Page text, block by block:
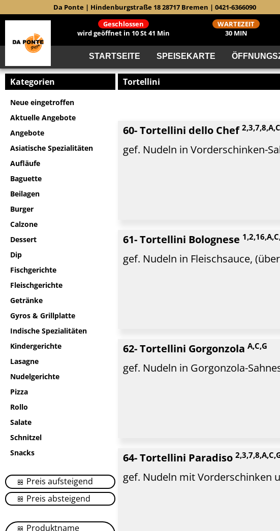
Da Ponte | Hindenburgstraße 18 28717 Bremen | 0421-6366090
Geschlossen
wird geöffnet in 10 St 41 Min
WARTEZEIT
30 MIN
STARTSEITE SPEISEKARTE
Kategorien
Neue eingetroffen
Aktuelle Angebote
Angebote
Asiatische Spezialitäten
Aufläufe
Baguette
Beilagen
Burger
Calzone
Dessert
Dip
Fischgerichte
Fleischgerichte
Getränke
Gyros & Grillplatte
Indische Spezialitäten
Kindergerichte
Lasagne
Nudelgerichte
Pizza
Rollo
Salate
Schnitzel
Snacks
Preis aufsteigend
Preis absteigend
Produktname
Tortellini
60- Tortellini dello Chef
gef. Nudeln in Vorderschinken-
61- Tortellini Bolognese
gef. Nudeln in Fleischsauce,
62- Tortellini Gorgonzola A,C,G
gef. Nudeln in Gorgonzola-
64- Tortellini Paradiso
gef. Nudeln mit Vorderschinken